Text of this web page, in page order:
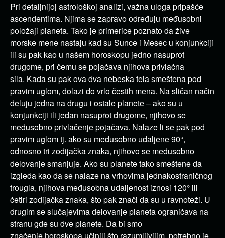
Pri detaljnijoj astrološkoj analizi, važna uloga pripašće
ascendentima. Njima se zapravo određuju međusobni
položaji planeta. Tako je primerice poznato da žive
morske mene nastaju kad su Sunce i Mesec u konjunkciji
ili su pak kao u našem horoskopu jedno nasuprot
drugome, pri čemu se pojačava njihova privlačna
sila. Kada su pak ova dva nebeska tela smeštena pod
pravim uglom, dolazi do vrlo čestih mena. Na sličan način
deluju jedna na drugu i ostale planete – ako su u
konjunkciji ili jedan nasuprot drugome, njihovo se
međusobno privlačenje pojačava. Nalaze li se pak pod
pravim uglom tj. ako su međusobno udaljene 90°,
odnosno tri zodijačka znaka, njihovo se međusobno
delovanje smanjuje. Ako su planete tako smeštene da
izgleda kao da se nalaze na vrhovima jednakostraničnog
trougla, njihova međusobna udaljenost iznosi 120° ili
četiri zodijačka znaka, što pak znači da su u ravnoteži. U
drugim se slučajevima delovanje planeta ograničava na
stranu gde su dve planete. Da bi smo